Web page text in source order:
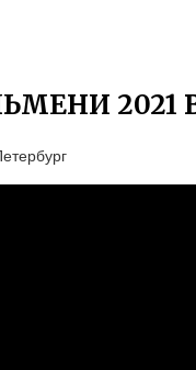
2021